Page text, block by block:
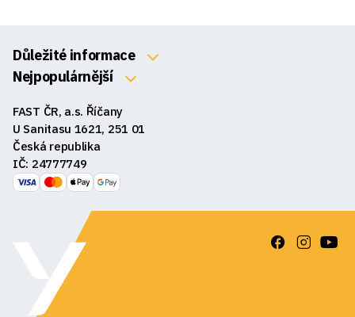
Důležité informace
O nás
Obchodní podmínky
Reklamace a vrácení zboží
GDPR
Nejpopulárnější
Myši
Sluchátka
Reproduktory
Podložky pod myš
FAST ČR, a.s. Říčany
U Sanitasu 1621, 251 01
Česká republika
IČ: 24777749